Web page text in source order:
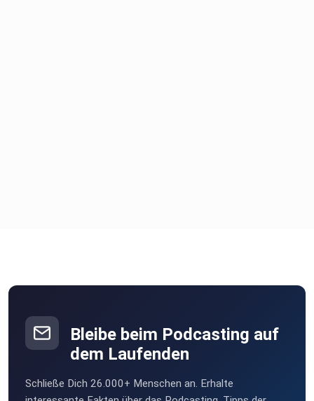
Bleibe beim Podcasting auf
dem Laufenden
Schließe Dich 26.000+ Menschen an. Erhalte